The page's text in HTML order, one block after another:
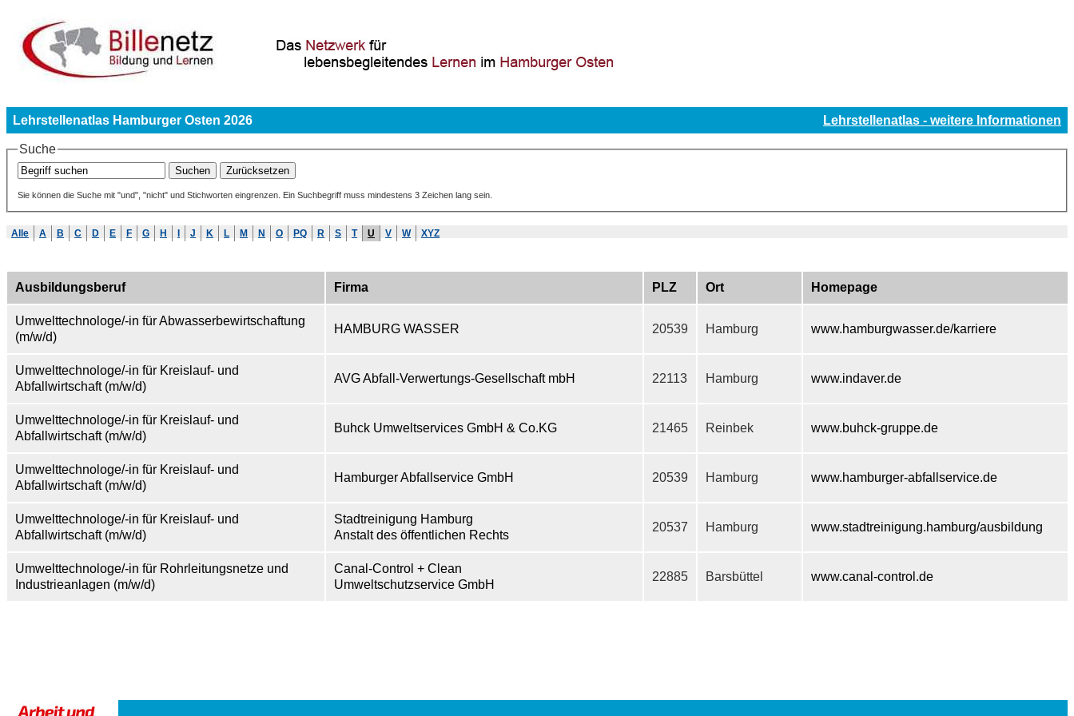
Lehrstellenatlas Hamburger Osten 2026 Lehrstellenatlas - weitere Informationen
Suche
Sie können die Suche mit "und", "nicht" und Stichworten eingrenzen. Ein Suchbegriff muss mindestens 3 Zeichen lang sein.
Alle A B C D E F G H J K L M N O PQ R S T U V W XYZ
Ausbildungsberuf Firma PLZ Ort Homepage
Umwelttechnologe/-in für Abwasserbewirtschaftung
(m/w/d)
HAMBURG WASSER 20539 Hamburg www.hamburgwasser.de/karriere
Umwelttechnologe/-in für Kreislauf- und
Abfallwirtschaft (m/w/d)
AVG Abfall-Verwertungs-Gesellschaft mbH 22113 Hamburg www.indaver.de
Umwelttechnologe/-in für Kreislauf- und
Abfallwirtschaft (m/w/d)
Buhck Umweltservices GmbH & Co.KG 21465 Reinbek www.buhck-gruppe.de
Umwelttechnologe/-in für Kreislauf- und
Abfallwirtschaft (m/w/d)
Hamburger Abfallservice GmbH 20539 Hamburg www.hamburger-abfallservice.de
Umwelttechnologe/-in für Kreislauf- und
Abfallwirtschaft (m/w/d)
Stadtreinigung Hamburg
Anstalt des öffentlichen Rechts
20537 Hamburg www.stadtreinigung.hamburg/ausbildung
Umwelttechnologe/-in für Rohrleitungsnetze und
Industrieanlagen (m/w/d)
Canal-Control + Clean
Umweltschutzservice GmbH
22885 Barsbüttel www.canal-control.de